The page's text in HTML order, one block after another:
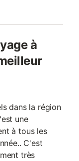
à
dans la région
une
à tous les
C'est
très